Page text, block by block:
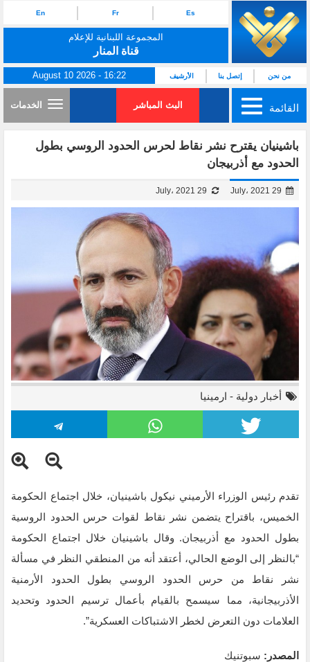
Es
Fr
En
المجموعة اللبنانية للإعلام
قناة المنار
من نحن إتصل بنا الأرشيف August 10 2026 - 16:22
القائمة البث المباشر الخدمات
باشينيان يقترح نشر نقاط لحرس الحدود الروسي بطول
الحدود مع أذربيجان
نيكول باشينيان
أخبار دولية - ارمينيا
تقدم رئيس الوزراء الأرميني نيكول باشينيان، خلال اجتماع الحكومة
الخميس، باقتراح يتضمن نشر نقاط لقوات حرس الحدود الروسية
بطول الحدود مع أذربيجان. وقال باشينيان خلال اجتماع الحكومة
“بالنظر إلى الوضع الحالي، أعتقد أنه من المنطقي النظر في مسألة
نشر نقاط من حرس الحدود الروسي بطول الحدود الأرمنية
الأذربيجانية، مما سيسمح بالقيام بأعمال ترسيم الحدود وتحديد
العلامات دون التعرض لخطر الاشتباكات العسكرية”.
المصدر: سبوتنيك